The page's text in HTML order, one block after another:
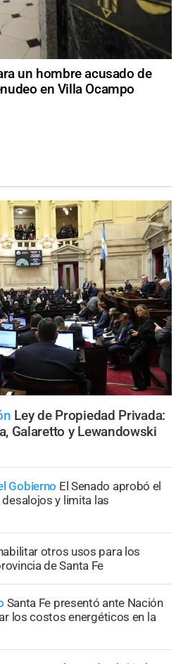
un hombre acusado de
en Villa Ocampo
Ley de Propiedad Privada:
Galaretto y Lewandowski
Gobierno El Senado aprobó el
y limita las
otros usos para los
de Santa Fe
Santa Fe presentó ante Nación
los costos energéticos en la